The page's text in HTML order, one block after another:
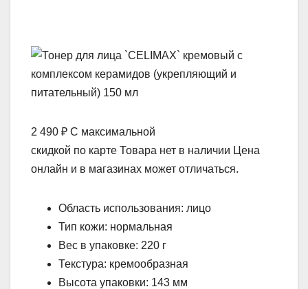
2 490 ₽ С максимальной
скидкой по карте Товара нет в наличии Цена
онлайн и в магазинах может отличаться.
Область использования: лицо
Тип кожи: нормальная
Вес в упаковке: 220 г
Текстура: кремообразная
Высота упаковки: 143 мм